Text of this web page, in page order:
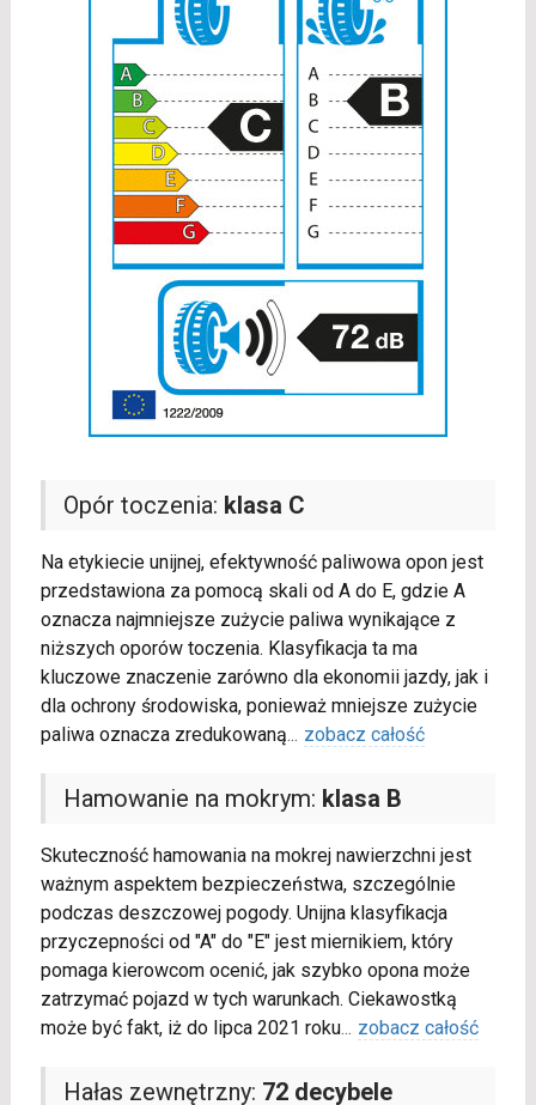
Opór toczenia: klasa C
Na etykiecie unijnej, efektywność paliwowa opon jest
przedstawiona za pomocą skali od A do E, gdzie A
oznacza najmniejsze zużycie paliwa wynikające z
niższych oporów toczenia. Klasyfikacja ta ma
kluczowe znaczenie zarówno dla ekonomii jazdy, jak i
dla ochrony środowiska, ponieważ mniejsze zużycie
paliwa oznacza zredukowaną... zobacz całość
Hamowanie na mokrym: klasa B
Skuteczność hamowania na mokrej nawierzchni jest
ważnym aspektem bezpieczeństwa, szczególnie
podczas deszczowej pogody. Unijna klasyfikacja
przyczepności od "A" do "E" jest miernikiem, który
pomaga kierowcom ocenić, jak szybko opona może
zatrzymać pojazd w tych warunkach. Ciekawostką
może być fakt, iż do lipca 2021 roku... zobacz całość
Hałas zewnętrzny: 72 decybele